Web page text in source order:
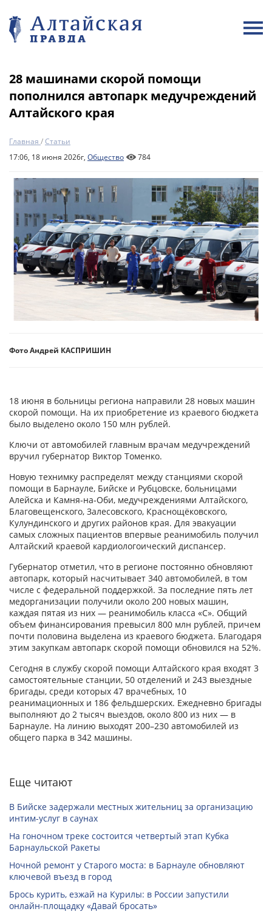
28 машинами скорой помощи
пополнился автопарк медучреждений
Алтайского края
Главная /Статьи
17:06, 18 июня 2026г, Общество 784
Фото Андрей КАСПРИШИН
18 июня в больницы региона направили 28 новых машин
скорой помощи. На их приобретение из краевого бюджета
было выделено около 150 млн рублей.
Ключи от автомобилей главным врачам медучреждений
вручил губернатор Виктор Томенко.
Новую технимку распределят между станциями скорой
помощи в Барнауле, Бийске и Рубцовске, больницами
Алейска и Камня‑на‑Оби, медучреждениями Алтайского,
Благовещенского, Залесовского, Краснощёковского,
Кулундинского и других районов края. Для эвакуации
самых сложных пациентов впервые реанимобиль получил
Алтайский краевой кардиологоический диспансер.
Губернатор отметил, что в регионе постоянно обновляют
автопарк, который насчитывает 340 автомобилей, в том
числе с федеральной поддержкой. За последние пять лет
медорганизации получили около 200 новых машин,
каждая пятая из них — реанимобиль класса «С». Общий
объем финансирования превысил 800 млн рублей, причем
почти половина выделена из краевого бюджета. Благодаря
этим закупкам автопарк скорой помощи обновился на 52%.
Сегодня в службу скорой помощи Алтайского края входят 3
самостоятельные станции, 50 отделений и 243 выездные
бригады, среди которых 47 врачебных, 10
реанимационных и 186 фельдшерских. Ежедневно бригады
выполняют до 2 тысяч выездов, около 800 из них — в
Барнауле. На линию выходят 200–230 автомобилей из
общего парка в 342 машины.
Еще читают
В Бийске задержали местных жительниц за организацию
интим-услуг в саунах
На гоночном треке состоится четвертый этап Кубка
Барнаульской Ракеты
Ночной ремонт у Старого моста: в Барнауле обновляют
ключевой въезд в город
Брось курить, езжай на Курилы: в России запустили
онлайн-­площадку «Давай бросать»